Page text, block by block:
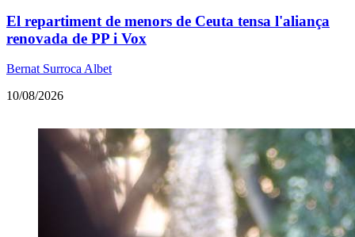
El repartiment de menors de Ceuta tensa l'aliança
renovada de PP i Vox
Bernat Surroca Albet
10/08/2026